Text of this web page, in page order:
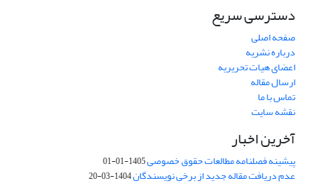
دسترسی سریع
صفحه اصلی
درباره نشریه
اعضای هیات تحریریه
ارسال مقاله
تماس با ما
نقشه سایت
آخرین اخبار
پیشینه فصلنامه مطالعات حقوق خصوصی1405-01-01
عدم دریافت مقاله جدید از برخی نویسندگان1404-03-20